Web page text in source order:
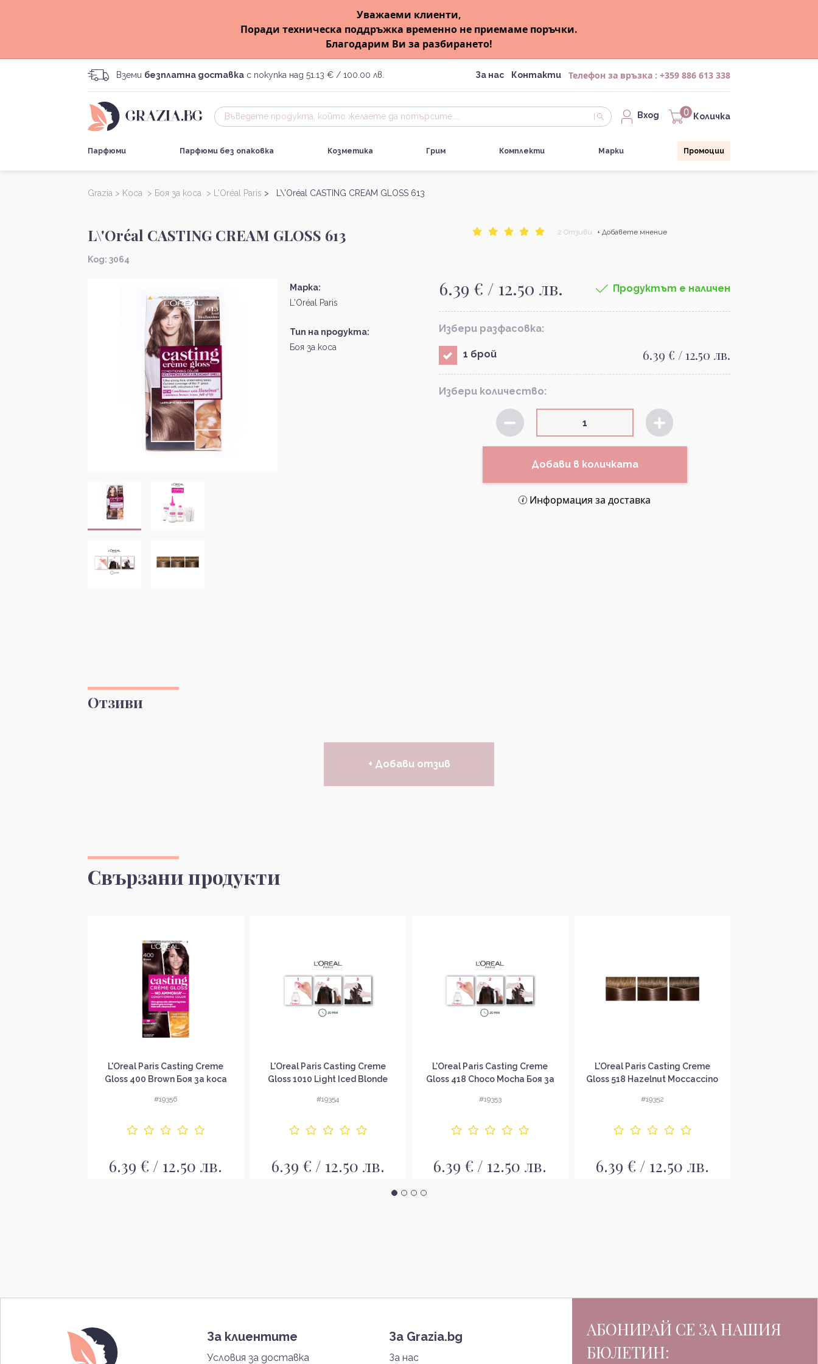
Уважаеми клиенти,
Поради техническа поддръжка временно не приемаме поръчки.
Благодарим Ви за разбирането!
Вземи безплатна доставка с покупка над 51.13 € / 100.00 лв. За нас Контакти Телефон за връзка : +359 886 613 338
Вход 0 Количка
Парфюми Парфюми без опаковка Козметика Грим Комплекти Марки Промоции
Grazia > Kоса > Боя за коса > L'Oréal Paris > L\'Oréal CASTING CREAM GLOSS 613
L\'Oréal CASTING CREAM GLOSS 613
Kод: 3064
2 Отзиви + Добавете мнение
Марка:
L'Oréal Paris
Тип на продукта:
Боя за коса
6.39 € / 12.50 лв. Продуктът е наличен
Избери разфасовка:
1 брой 6.39 € / 12.50 лв.
Избери количество:
Добави в количката
Информация за доставка
Отзиви
+ Добави отзив
Свързани продукти
L'Oreal Paris Casting Creme
Gloss 400 Brown Боя за коса
#19356
6.39 € / 12.50 лв.
L'Oreal Paris Casting Creme
Gloss 1010 Light Iced Blonde
#19354
6.39 € / 12.50 лв.
L'Oreal Paris Casting Creme
Gloss 418 Choco Mocha Боя за
#19353
6.39 € / 12.50 лв.
L'Oreal Paris Casting Creme
Gloss 518 Hazelnut Moccaccino
#19352
6.39 € / 12.50 лв.
За клиентите
Условия за доставка
За Grazia.bg
За нас
АБОНИРАЙ СЕ ЗА НАШИЯ
БЮЛЕТИН: